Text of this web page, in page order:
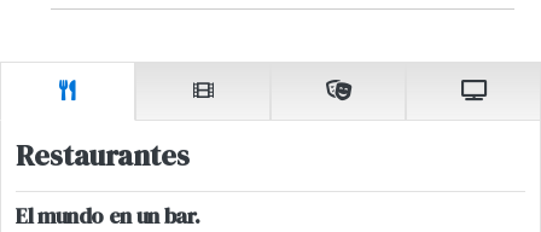
Restaurantes
El mundo en un bar.